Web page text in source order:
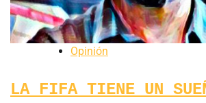
Opinión
LA FIFA TIENE UN